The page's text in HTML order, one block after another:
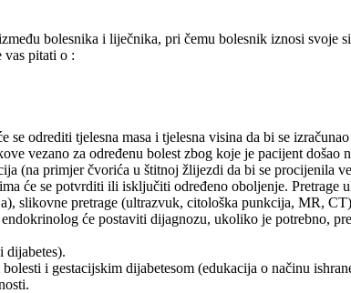
bolesnika i liječnika, pri čemu bolesnik iznosi
vas pitati o :
odrediti tjelesna masa i tjelesna visina da bi se
vezano za određenu bolest zbog koje je pacijent
(na primjer čvorića u štitnoj žlijezdi da bi se procijenila
će se potvrditi ili isključiti određeno oboljenje.
slikovne pretrage (ultrazvuk, citološka punkcija, MR,
će postaviti dijagnozu, ukoliko je potrebno,
dijabetes).
i gestacijskim dijabetesom (edukacija o načinu